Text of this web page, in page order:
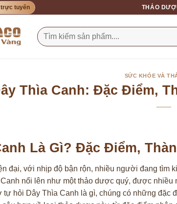
trực tuyến THẢO
Tìm
kiếm:
SỨC KHỎE VÀ
Thìa Canh: Đặc Điểm,
Là Gì? Đặc Điểm,
đại, với nhịp độ bận rộn, nhiều người đang tìm
Canh nổi lên như một thảo dược quý, được
tự hỏi Dây Thìa Canh là gì, chúng có những đặc